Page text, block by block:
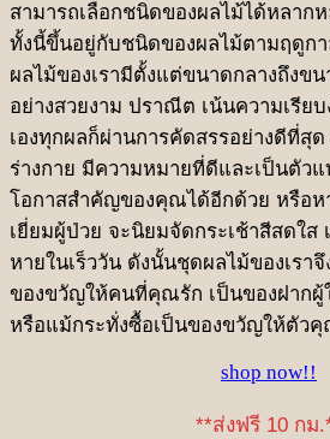
สามารถเลือกชนิดของผลไม้ได้หลาก
ทั้งนี้ขึ้นอยู่กับชนิดของผลไม้ตามฤดูกา
ผลไม้ของเรามีตั้งแต่ขนาดกลางถึงข
อย่างสวยงาม ปราณีต เน้นความเรีย
เองทุกผลก็ผ่านการคัดสรรอย่างดีที่สุ
ร่างกาย มีความหมายที่ดีและเป็นตัวแ
โอกาสสำคัญของคุณได้อีกด้วย หรือห
เยี่ยมผู้ป่วย จะนิยมจัดกระเช้าสีสดใส
หายในเร็ววัน ดังนั้นชุดผลไม้ของเรา
ของขวัญให้คนที่คุณรัก เป็นของฝากผู้
หรือแม้กระทั่งซื้อเป็นของขวัญให้ตัวคุ
shop now!!
**ส่งฟรี 10 กม